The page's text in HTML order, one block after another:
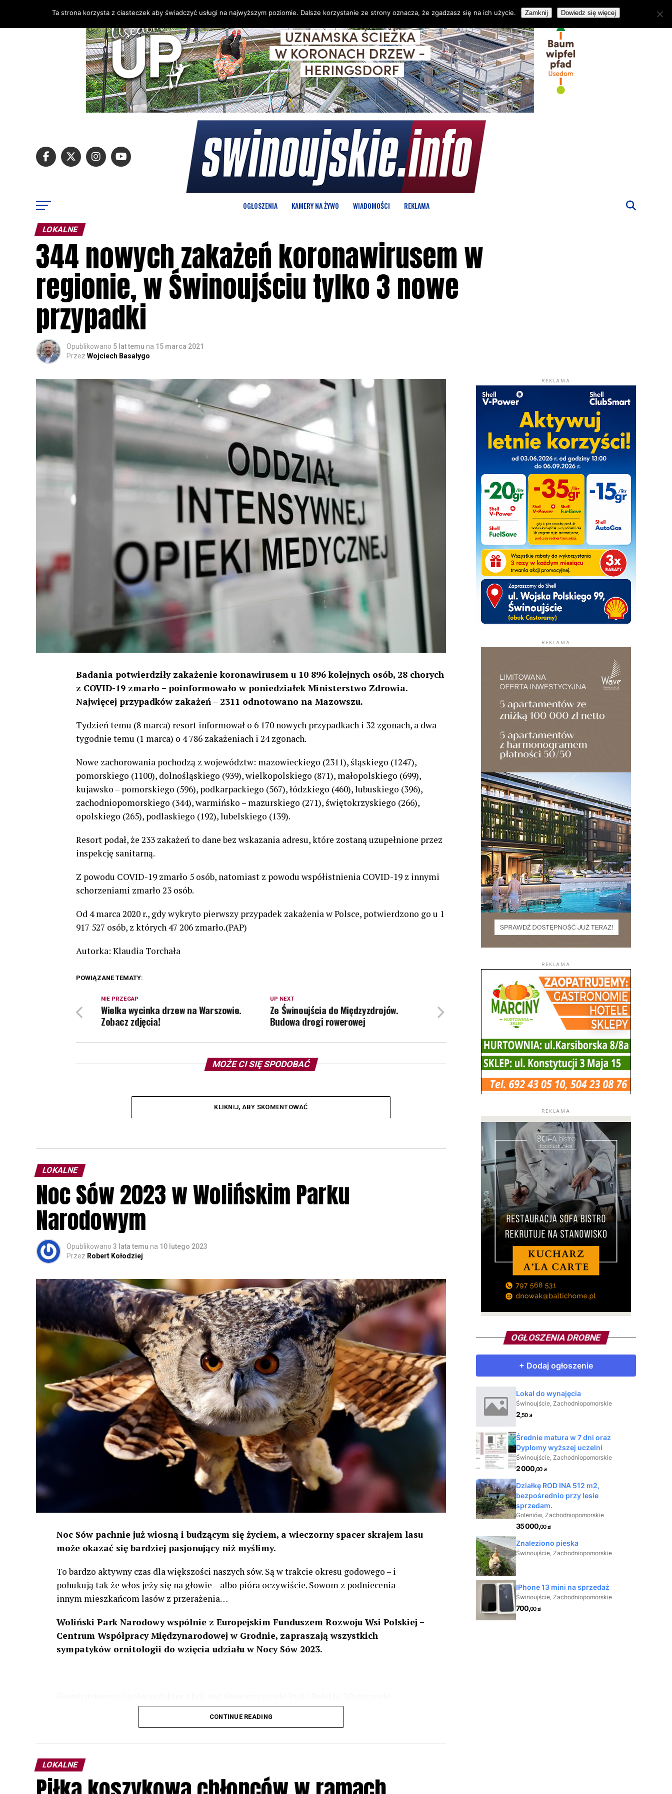
OGŁOSZENIA KAMERY NA ŻYWO WIADOMOŚCI REKLAMA
LOKALNE
344 nowych zakażeń koronawirusem w
regionie, w Świnoujściu tylko 3 nowe
przypadki
Opublikowano 5 lat temu na 15 marca 2021
Przez Wojciech Basałygo
Badania potwierdziły zakażenie koronawirusem u 10 896 kolejnych osób, 28 chorych
z COVID-19 zmarło – poinformowało w poniedziałek Ministerstwo Zdrowia.
Najwięcej przypadków zakażeń – 2311 odnotowano na Mazowszu.
Tydzień temu (8 marca) resort informował o 6 170 nowych przypadkach i 32 zgonach, a dwa
tygodnie temu (1 marca) o 4 786 zakażeniach i 24 zgonach.
Nowe zachorowania pochodzą z województw: mazowieckiego (2311), śląskiego (1247),
pomorskiego (1100), dolnośląskiego (939), wielkopolskiego (871), małopolskiego (699),
kujawsko – pomorskiego (596), podkarpackiego (567), łódzkiego (460), lubuskiego (396),
zachodniopomorskiego (344), warmińsko – mazurskiego (271), świętokrzyskiego (266),
opolskiego (265), podlaskiego (192), lubelskiego (139).
Resort podał, że 233 zakażeń to dane bez wskazania adresu, które zostaną uzupełnione przez
inspekcję sanitarną.
Z powodu COVID-19 zmarło 5 osób, natomiast z powodu współistnienia COVID-19 z innymi
schorzeniami zmarło 23 osób.
Od 4 marca 2020 r., gdy wykryto pierwszy przypadek zakażenia w Polsce, potwierdzono go u 1
917 527 osób, z których 47 206 zmarło.(PAP)
Autorka: Klaudia Torchała
POWIĄZANE TEMATY:
UP NEXT
Ze Świnoujścia do Międzyzdrojów.
Budowa drogi rowerowej
NIE PRZEGAP
Wielka wycinka drzew na Warszowie.
Zobacz zdjęcia!
MOŻE CI SIĘ SPODOBAĆ
KLIKNIJ, ABY SKOMENTOWAĆ
LOKALNE
Noc Sów 2023 w Wolińskim Parku
Narodowym
Opublikowano 3 lata temu na 10 lutego 2023
Przez Robert Kołodziej
Noc Sów pachnie już wiosną i budzącym się życiem, a wieczorny spacer skrajem lasu
może okazać się bardziej pasjonujący niż myślimy.
To bardzo aktywny czas dla większości naszych sów. Są w trakcie okresu godowego – i
pohukują tak że włos jeży się na głowie – albo pióra oczywiście. Sowom z podniecenia –
innym mieszkańcom lasów z przerażenia…
Woliński Park Narodowy wspólnie z Europejskim Funduszem Rozwoju Wsi Polskiej –
Centrum Współpracy Międzynarodowej w Grodnie, zapraszają wszystkich
sympatyków ornitologii do wzięcia udziału w Nocy Sów 2023.
odbędzie się w dniach24 i 25 lutego 2023 r. wg harmonogramu przedstawionego na
Wszystkich uczestników zapraszamy do udziału w Akcji, włączenia się w aktywne
rozpoznawanie głosów sów i wymianę doświadczeń przy grillu.Na wydarzenie obowiązują
CONTINUE READING
LOKALNE
REKLAMA
REKLAMA
REKLAMA
REKLAMA
OGŁOSZENIA DROBNE
Ta strona korzysta z ciasteczek aby świadczyć usługi na najwyższym poziomie. Dalsze korzystanie ze strony oznacza, że zgadzasz się na ich użycie. Zamknij Dowiedz się więcej